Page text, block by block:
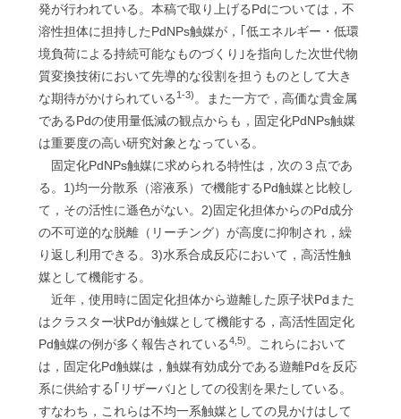
発が行われている。本稿で取り上げるPdについては，不
溶性担体に担持したPdNPs触媒が，｢低エネルギー・低環
境負荷による持続可能なものづくり｣を指向した次世代物
質変換技術において先導的な役割を担うものとして大き
な期待がかけられている 1-3) 。また一方で，高価な貴金属
であるPdの使用量低減の観点からも，固定化PdNPs触媒
は重要度の高い研究対象となっている。
固定化PdNPs触媒に求められる特性は，次の３点であ
る。1)均一分散系（溶液系）で機能するPd触媒と比較し
て，その活性に遜色がない。2)固定化担体からのPd成分
の不可逆的な脱離（リーチング）が高度に抑制され，繰
り返し利用できる。3)水系合成反応において，高活性触
媒として機能する。
近年，使用時に固定化担体から遊離した原子状Pdまた
はクラスター状Pdが触媒として機能する，高活性固定化
Pd触媒の例が多く報告されている4,5) 。これらにおいて
は，固定化Pd触媒は，触媒有効成分である遊離Pdを反応
系に供給する｢リザーバ｣としての役割を果たしている。
すなわち，これらは不均一系触媒としての見かけはして